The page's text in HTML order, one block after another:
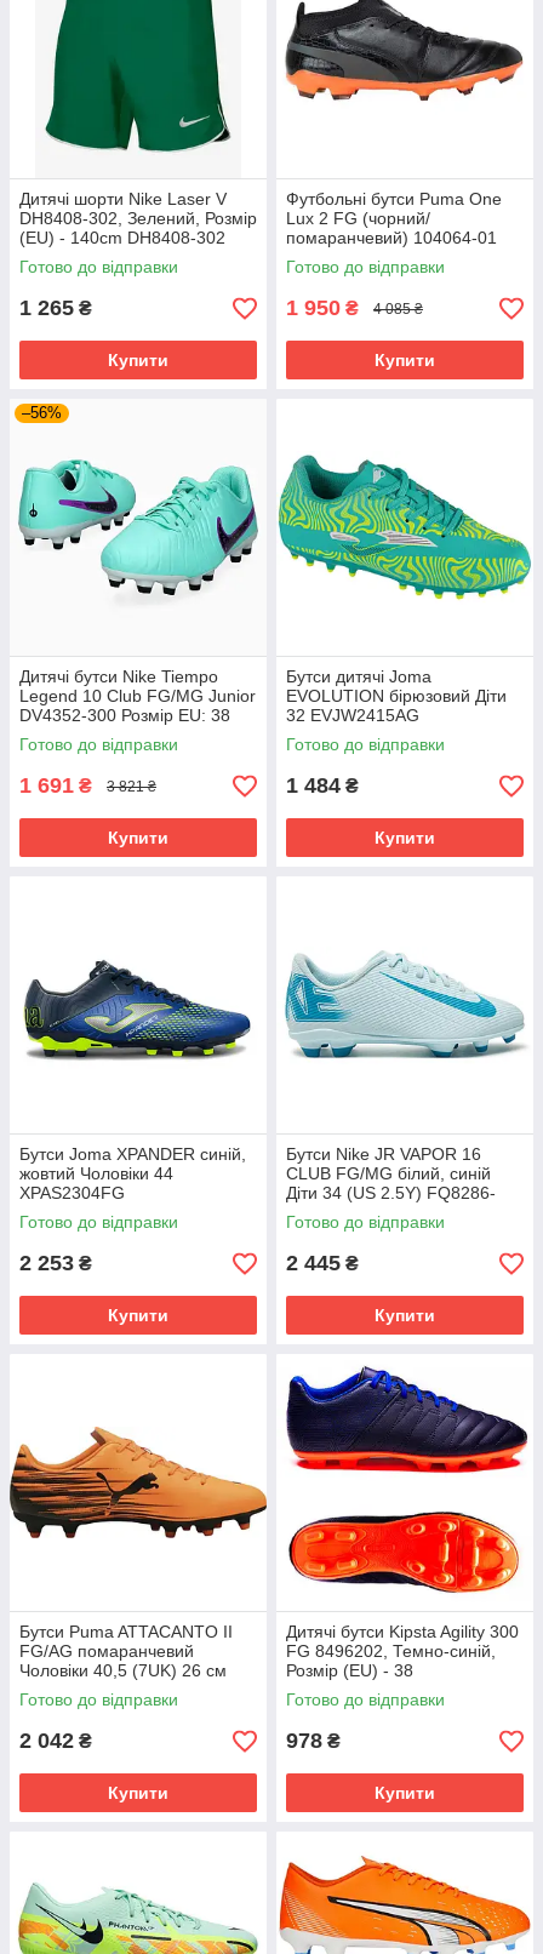
Дитячі шорти Nike Laser V
DH8408-302, Зелений, Розмір
(EU) - 140cm DH8408-302
Готово до відправки
1 265 ₴
Купити
Футбольні бутси Puma One
Lux 2 FG (чорний/
помаранчевий) 104064-01
Розмір EU: 44
Готово до відправки
1 950 ₴ 4 085 ₴
Купити
–56%
Дитячі бутси Nike Tiempo
Legend 10 Club FG/MG Junior
DV4352-300 Розмір EU: 38
Готово до відправки
1 691 ₴ 3 821 ₴
Купити
Бутси дитячі Joma
EVOLUTION бірюзовий Діти
32 EVJW2415AG
Готово до відправки
1 484 ₴
Купити
Бутси Joma XPANDER синій,
жовтий Чоловіки 44
XPAS2304FG
Готово до відправки
2 253 ₴
Купити
Бутси Nike JR VAPOR 16
CLUB FG/MG білий, синій
Діти 34 (US 2.5Y) FQ8286-
400
Готово до відправки
2 445 ₴
Купити
Бутси Puma ATTACANTO II
FG/AG помаранчевий
Чоловіки 40,5 (7UK) 26 см
108493-04
Готово до відправки
2 042 ₴
Купити
Дитячі бутси Kipsta Agility 300
FG 8496202, Темно-синій,
Розмір (EU) - 38
Готово до відправки
978 ₴
Купити